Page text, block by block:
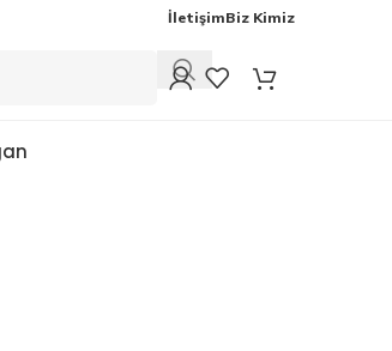
İletişimBiz Kimiz